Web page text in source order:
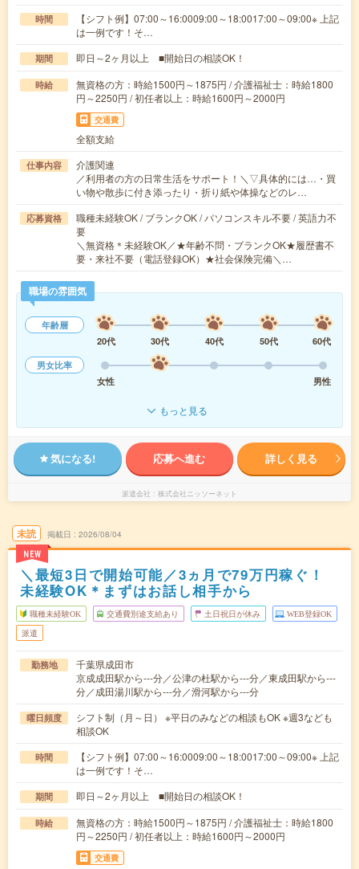
時間
【シフト例】07:00～16:0009:00～18:0017:00～09:00※ 上記
は一例です！そ…
期間 即日～2ヶ月以上 ■開始日の相談OK！
時給
無資格の方：時給1500円～1875円 / 介護福祉士：時給1800
円～2250円 / 初任者以上：時給1600円～2000円
交通費
全額支給
仕事内容
介護関連
／利用者の方の日常生活をサポート！＼▽具体的には…・買
い物や散歩に付き添ったり・折り紙や体操などのレ…
応募資格
職種未経験OK / ブランクOK / パソコンスキル不要 / 英語力不
要
＼無資格＊未経験OK／★年齢不問・ブランクOK★履歴書不
要・来社不要（電話登録OK）★社会保険完備＼…
職場の雰囲気
年齢層
20代
30代 40代 50代
60代
男女比率
女性
男性
もっと見る
気になる! 応募へ進む 詳しく見る
派遣会社 株式会社ニッソーネット
未読
NEW
掲載日 2026/08/04
＼最短3日で開始可能／3ヵ月で79万円稼ぐ！
未経験OK＊まずはお話し相手から
職種未経験OK 交通費別途支給あり 土日祝日が休み WEB登録OK
派遣
勤務地
千葉県成田市
京成成田駅から---分／公津の杜駅から---分／東成田駅から---
分／成田湯川駅から---分／滑河駅から---分
曜日頻度
シフト制（月～日） ※平日のみなどの相談もOK ※週3なども
相談OK
時間
【シフト例】07:00～16:0009:00～18:0017:00～09:00※ 上記
は一例です！そ…
期間 即日～2ヶ月以上 ■開始日の相談OK！
時給
無資格の方：時給1500円～1875円 / 介護福祉士：時給1800
円～2250円 / 初任者以上：時給1600円～2000円
交通費